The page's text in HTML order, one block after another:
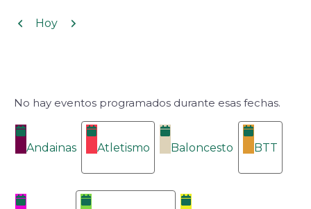
Anterior
Hoy Siguiente
No hay eventos programados durante esas fechas.
Categorías
Andainas Atletismo Baloncesto BTT